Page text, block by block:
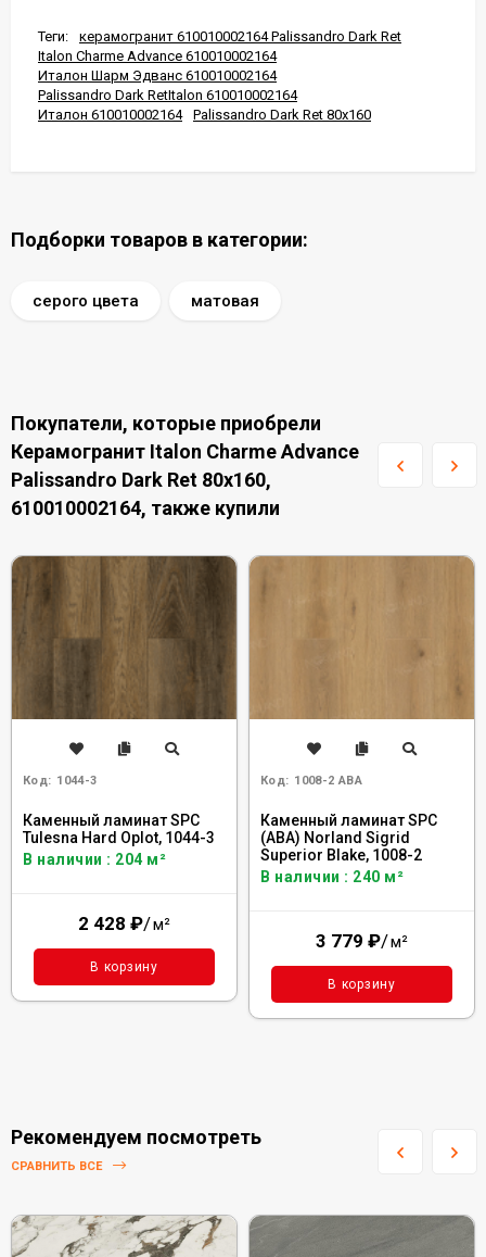
Теги:
керамогранит 610010002164 Palissandro Dark Ret
Italon Charme Advance 610010002164
Италон Шарм Эдванс 610010002164
Palissandro Dark RetItalon 610010002164
Италон 610010002164
Palissandro Dark Ret 80x160
Подборки товаров в категории:
серого цвета матовая
Покупатели, которые приобрели
Керамогранит Italon Charme Advance
Palissandro Dark Ret 80x160,
610010002164, также купили
Код: 1044-3
Каменный ламинат SPC
Tulesna Hard Oplot, 1044-3
В наличии : 204 м²
2 428 ₽/м²
В корзину
Код: 1008-2 ABA
Каменный ламинат SPC
(ABA) Norland Sigrid
Superior Blake, 1008-2
В наличии : 240 м²
3 779 ₽/м²
В корзину
Рекомендуем посмотреть
СРАВНИТЬ ВСЕ